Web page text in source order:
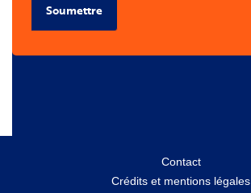
Soumettre
Contact
Crédits et mentions légales